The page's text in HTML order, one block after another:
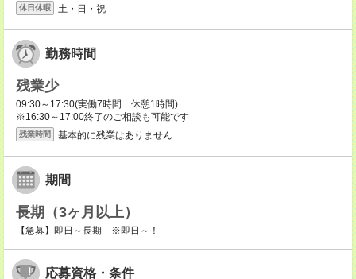
休日休暇 土・日・祝
勤務時間
残業少
09:30～17:30(実働7時間 休憩1時間)
※16:30～17:00終了のご相談も可能です
残業時間 基本的に残業はありません
期間
長期（3ヶ月以上）
【急募】即日～長期 ※即日～！
応募資格・条件